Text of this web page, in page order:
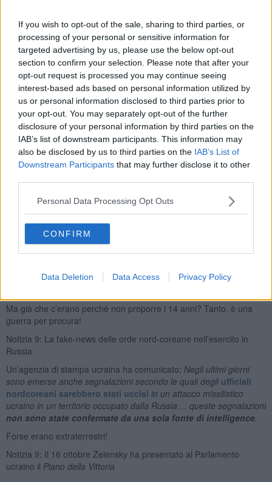
If you wish to opt-out of the sale, sharing to third parties, or
processing of your personal or sensitive information for
targeted advertising by us, please use the below opt-out
section to confirm your selection. Please note that after your
opt-out request is processed you may continue seeing
interest-based ads based on personal information utilized by
us or personal information disclosed to third parties prior to
your opt-out. You may separately opt-out of the further
disclosure of your personal information by third parties on the
IAB’s list of downstream participants. This information may
also be disclosed by us to third parties on the IAB’s List of
Downstream Participants that may further disclose it to other
Personal Data Processing Opt Outs
CONFIRM
Data Deletion Data Access Privacy Policy
Notizia 6: I carabinieri hanno comminato una multa di 430€ ad un
apicoltore lombardo perpropaganda politica non autorizzata
esposto sul suo banchetto uno striscione che chiedeva
STOP BOMBING GAZA, STOP GENOCIDIO
Il fatto è diventato
virale
e il Governo ha dovuto ordinare la
È proprio vero che lo sputtanamento dei bulli è la forma più efficace
di contrastare gli abusi.
Notizia 7: Instragram ha rimosso un post che denunciava i
massacri di Israele,
scorsi rileva che il 90% degli ebrei israeliani sostiene la decisione
del premier di attaccare in ogni modo Hezbollah, nonostante
l’offensiva ancora in corso a Gaza.
Che dire di colui che è l'inseguitore e che recita invece il ruolo
Notizia 8: Gli USA insistono perché in Ucraina l’età di arruolamento
Ma già che c’erano perché non proporre i 14 anni? Tanto, è una
guerra per procura!
Notizia 9: La fake-news delle orde nord-coreane nell’esercito in
Russia
Un’agenzia di stampa ucraina ha comunicato: Negli ultimi giorni
sono emerse anche segnalazioni secondo le quali degli ufficiali
nordcoreani sarebbero stati uccisi in un attacco missilistico
ucraino in un territorio occupato dalla Russia ... queste segnalazioni
non sono state confermate da una sola fonte di intelligence.
Forse erano extraterrestri!
Notizia 9: Il 16 ottobre Zelensky ha presentato al Parlamento
ucraino il Piano della Vittoria